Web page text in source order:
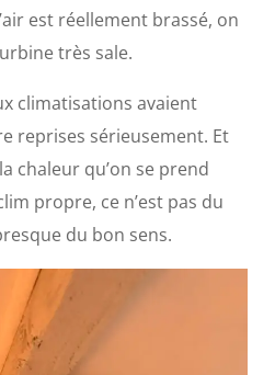
est réellement brassé, on
très sale.
climatisations avaient
reprises sérieusement. Et
chaleur qu’on se prend
propre, ce n’est pas du
du bon sens.